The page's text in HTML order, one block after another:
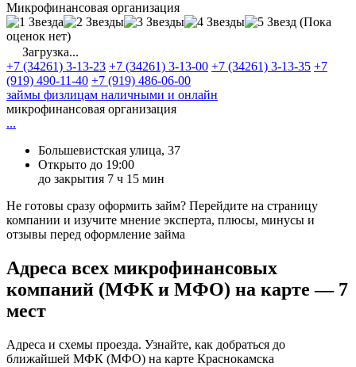
Микрофинансовая организация
(Пока
оценок нет)
Загрузка...
+7 (34261) 3-13-23 +7 (34261) 3-13-00 +7 (34261) 3-13-35 +7
(919) 490-11-40 +7 (919) 486-06-00
займы физлицам наличными и онлайн
микрофинансовая организация
...
Большевистская улица, 37
Открыто до 19:00
до закрытия 7 ч 15 мин
Не готовы сразу оформить займ? Перейдите на страницу
компании и изучите мнение эксперта, плюсы, минусы и
отзывы перед оформление займа
Адреса всех микрофинансовых
компаний (МФК и МФО) на карте — 7
мест
Адреса и схемы проезда. Узнайте, как добраться до
ближайшей МФК (МФО) на карте Краснокамска